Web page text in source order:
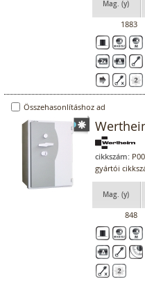
Mag. (y)
1883
Összehasonlításhoz ad
cikkszám:
gyártói
Mag. (y)
848